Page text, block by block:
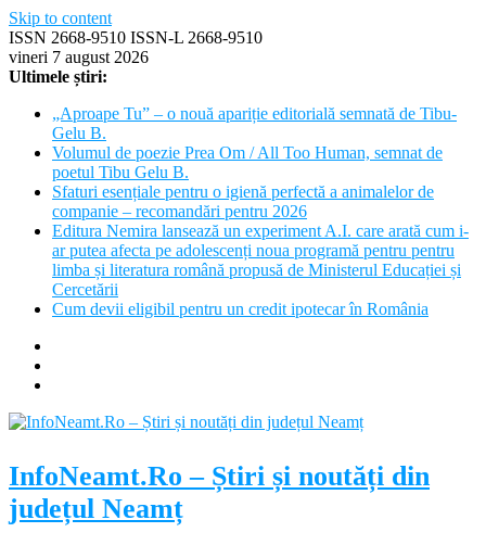
Skip to content
ISSN 2668-9510 ISSN-L 2668-9510
vineri 7 august 2026
Ultimele știri:
„Aproape Tu” – o nouă apariție editorială semnată de Tibu-
Gelu B.
Volumul de poezie Prea Om / All Too Human, semnat de
poetul Tibu Gelu B.
Sfaturi esențiale pentru o igienă perfectă a animalelor de
companie – recomandări pentru 2026
Editura Nemira lansează un experiment A.I. care arată cum i-
ar putea afecta pe adolescenți noua programă pentru pentru
limba și literatura română propusă de Ministerul Educației și
Cercetării
Cum devii eligibil pentru un credit ipotecar în România
InfoNeamt.Ro – Știri și noutăți din
județul Neamț